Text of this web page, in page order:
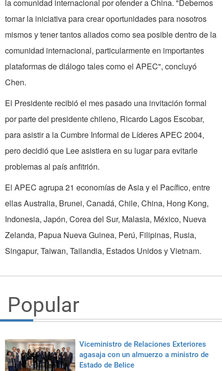
la comunidad internacional por ofender a China. "Debemos
tomar la iniciativa para crear oportunidades para nosotros
mismos y tener tantos aliados como sea posible dentro de la
comunidad internacional, particularmente en importantes
plataformas de diálogo tales como el APEC", concluyó
Chen.
El Presidente recibió el mes pasado una invitación formal
por parte del presidente chileno, Ricardo Lagos Escobar,
para asistir a la Cumbre Informal de Líderes APEC 2004,
pero decidió que Lee asistiera en su lugar para evitarle
problemas al país anfitrión.
El APEC agrupa 21 economías de Asia y el Pacífico, entre
ellas Australia, Brunei, Canadá, Chile, China, Hong Kong,
Indonesia, Japón, Corea del Sur, Malasia, México, Nueva
Zelanda, Papua Nueva Guinea, Perú, Filipinas, Rusia,
Singapur, Taiwan, Tailandia, Estados Unidos y Vietnam.
Popular
Viceministro de Relaciones Exteriores
agasaja con un almuerzo a ministro de
Estado de Belice